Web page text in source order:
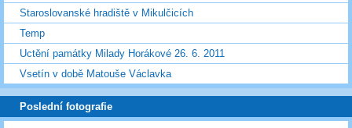
Staroslovanské hradiště v Mikulčicích
Temp
Uctění památky Milady Horákové 26. 6. 2011
Vsetín v době Matouše Václavka
Poslední fotografie